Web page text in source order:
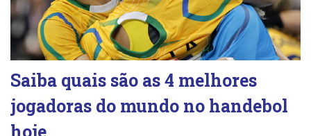
Saiba quais são as 4 melhores
jogadoras do mundo no handebol